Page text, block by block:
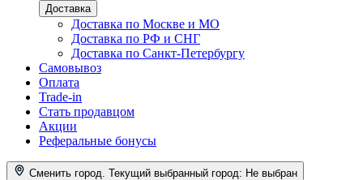
Доставка
Доставка по Москве и МО
Доставка по РФ и СНГ
Доставка по Санкт-Петербургу
Самовывоз
Оплата
Trade-in
Стать продавцом
Акции
Реферальные бонусы
Сменить город. Текущий выбранный город: Не выбран